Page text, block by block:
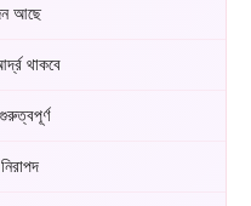
আছে
থাকবে